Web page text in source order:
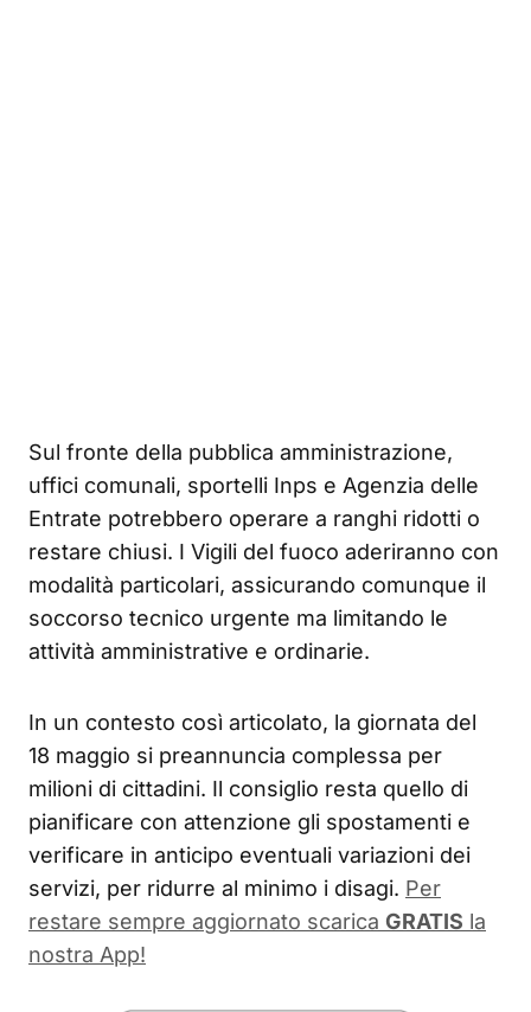
Sul fronte della pubblica amministrazione,
uffici comunali, sportelli Inps e Agenzia delle
Entrate potrebbero operare a ranghi ridotti o
restare chiusi. I Vigili del fuoco aderiranno con
modalità particolari, assicurando comunque il
soccorso tecnico urgente ma limitando le
attività amministrative e ordinarie.
In un contesto così articolato, la giornata del
18 maggio si preannuncia complessa per
milioni di cittadini. Il consiglio resta quello di
pianificare con attenzione gli spostamenti e
verificare in anticipo eventuali variazioni dei
servizi, per ridurre al minimo i disagi. Per
restare sempre aggiornato scarica GRATIS la
nostra App!